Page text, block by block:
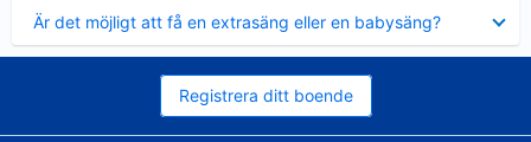
Är det möjligt att få en extrasäng eller en babysäng?
mindre
Registrera ditt boende